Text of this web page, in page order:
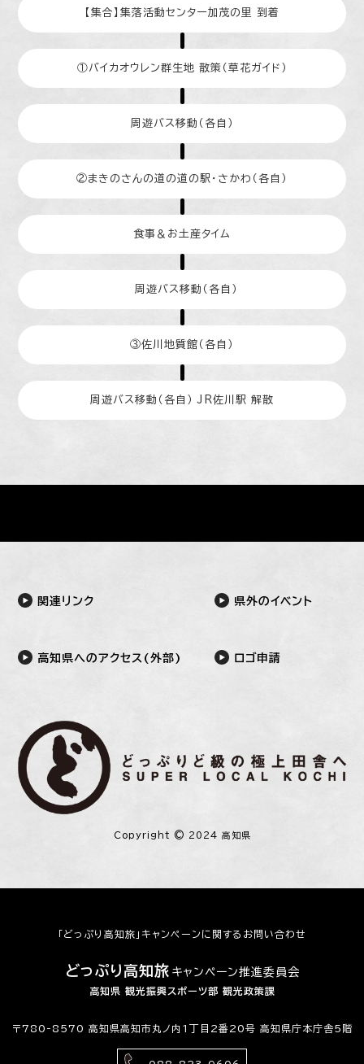
【集合】集落活動センター加茂の里 到着
①バイカオウレン群生地 散策（草花ガイド）
周遊バス移動（各自）
②まきのさんの道の道の駅・さかわ（各自）
食事＆お土産タイム
周遊バス移動（各自）
③佐川地質館（各自）
周遊バス移動（各自） JR佐川駅 解散
関連リンク 県外のイベント
高知県へのアクセス(外部) ロゴ申請
Copyright © 2024 高知県
「どっぷり高知旅」キャンペーンに関するお問い合わせ
どっぷり高知旅 キャンペーン推進委員会
高知県 観光振興スポーツ部 観光政策課
〒780-8570 高知県高知市丸ノ内1丁目2番20号 高知県庁本庁舎5階